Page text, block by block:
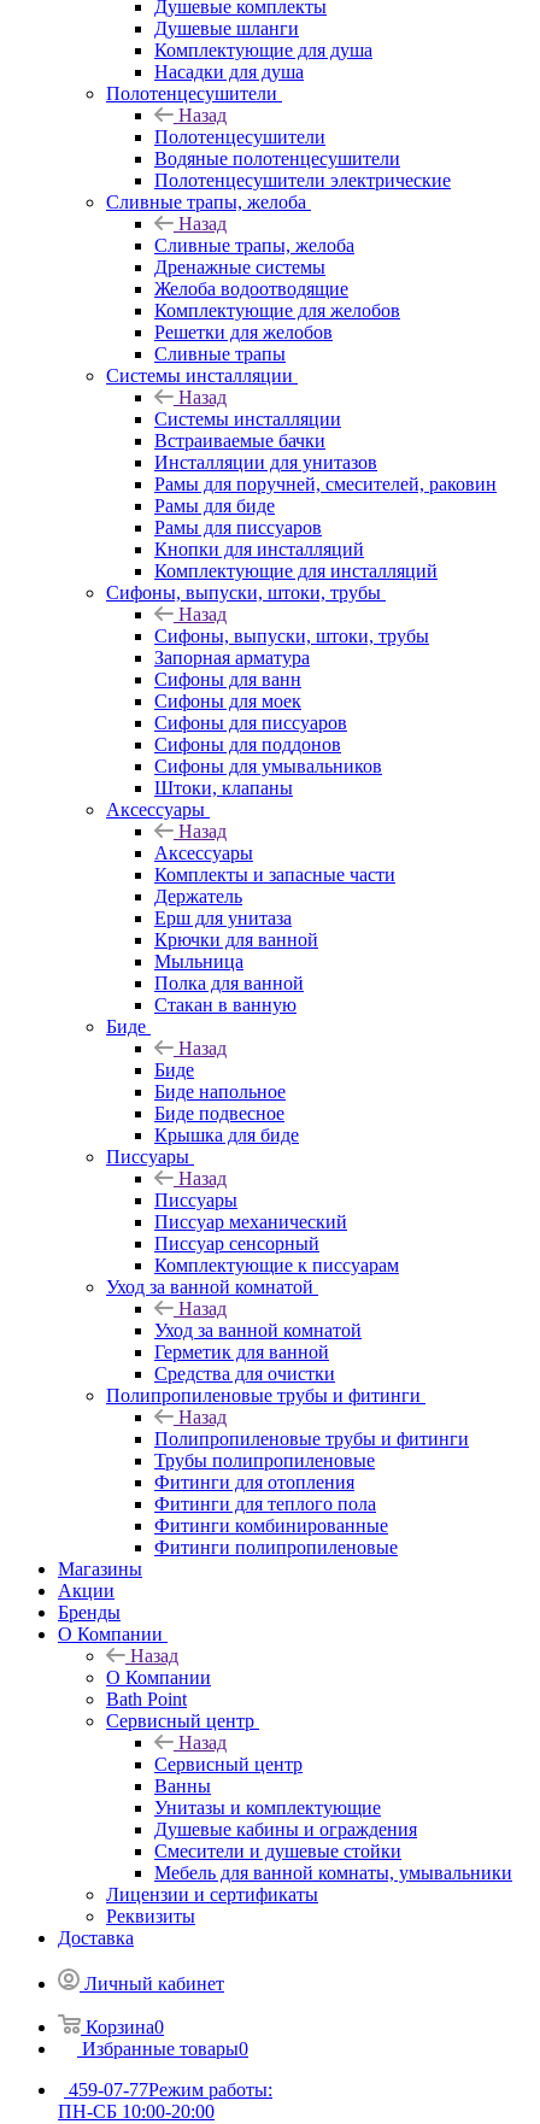
Душевые комплекты
Душевые шланги
Комплектующие для душа
Насадки для душа
Полотенцесушители
Назад
Полотенцесушители
Водяные полотенцесушители
Полотенцесушители электрические
Сливные трапы, желоба
Назад
Сливные трапы, желоба
Дренажные системы
Желоба водоотводящие
Комплектующие для желобов
Решетки для желобов
Сливные трапы
Системы инсталляции
Назад
Системы инсталляции
Встраиваемые бачки
Инсталляции для унитазов
Рамы для поручней, смесителей, раковин
Рамы для биде
Рамы для писсуаров
Кнопки для инсталляций
Комплектующие для инсталляций
Сифоны, выпуски, штоки, трубы
Назад
Сифоны, выпуски, штоки, трубы
Запорная арматура
Сифоны для ванн
Сифоны для моек
Сифоны для писсуаров
Сифоны для поддонов
Сифоны для умывальников
Штоки, клапаны
Аксессуары
Назад
Аксессуары
Комплекты и запасные части
Держатель
Ерш для унитаза
Крючки для ванной
Мыльница
Полка для ванной
Стакан в ванную
Биде
Назад
Биде
Биде напольное
Биде подвесное
Крышка для биде
Писсуары
Назад
Писсуары
Писсуар механический
Писсуар сенсорный
Комплектующие к писсуарам
Уход за ванной комнатой
Назад
Уход за ванной комнатой
Герметик для ванной
Средства для очистки
Полипропиленовые трубы и фитинги
Назад
Полипропиленовые трубы и фитинги
Трубы полипропиленовые
Фитинги для отопления
Фитинги для теплого пола
Фитинги комбинированные
Фитинги полипропиленовые
Магазины
Акции
Бренды
О Компании
Назад
О Компании
Bath Point
Сервисный центр
Назад
Сервисный центр
Ванны
Унитазы и комплектующие
Душевые кабины и ограждения
Смесители и душевые стойки
Мебель для ванной комнаты, умывальники
Лицензии и сертификаты
Реквизиты
Доставка
Личный кабинет
Корзина0
Избранные товары0
459-07-77Режим работы:
ПН-СБ 10:00-20:00